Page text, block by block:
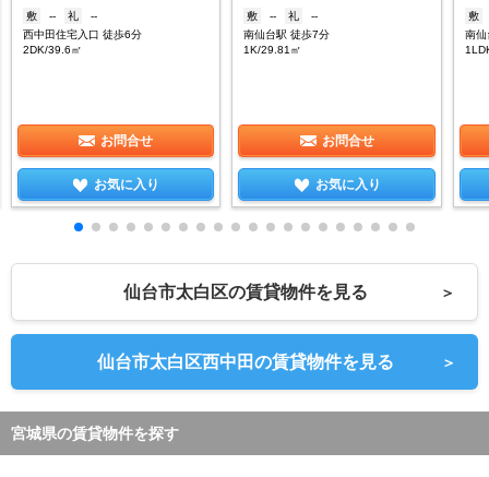
敷
-- 礼
--
西中田住宅入口 徒歩6分
2DK/39.6㎡
お問合せ
お気に入り
敷
-- 礼
--
南仙台駅 徒歩7分
1K/29.81㎡
お問合せ
お気に入り
敷
南仙
仙台市太白区の賃貸物件を見る ＞
仙台市太白区西中田の賃貸物件を見る ＞
宮城県の賃貸物件を探す